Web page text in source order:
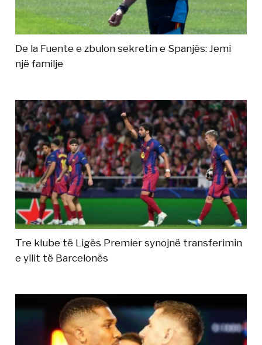
De la Fuente e zbulon sekretin e Spanjës: Jemi
një familje
Tre klube të Ligës Premier synojnë transferimin
e yllit të Barcelonës